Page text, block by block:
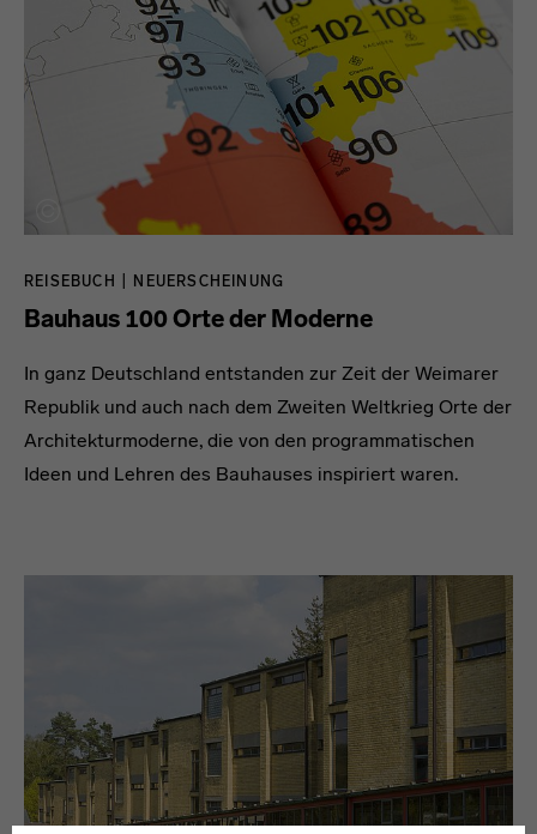
REISEBUCH | NEUERSCHEINUNG
Bauhaus 100 Orte der Moderne
In ganz Deutschland entstanden zur Zeit der Weimarer
Republik und auch nach dem Zweiten Weltkrieg Orte der
Architekturmoderne, die von den programmatischen
Ideen und Lehren des Bauhauses inspiriert waren.